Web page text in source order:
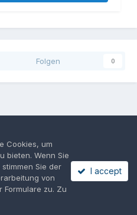
Folgen 0
Cookies
Cookies, um
bieten. Wenn Sie
Sie der
von
zu. Zu
I accept